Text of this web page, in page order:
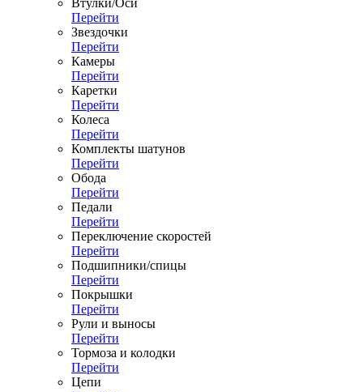
Втулки/Оси
Перейти
Звездочки
Перейти
Камеры
Перейти
Каретки
Перейти
Колеса
Перейти
Комплекты шатунов
Перейти
Обода
Перейти
Педали
Перейти
Переключение скоростей
Перейти
Подшипники/спицы
Перейти
Покрышки
Перейти
Рули и выносы
Перейти
Тормоза и колодки
Перейти
Цепи